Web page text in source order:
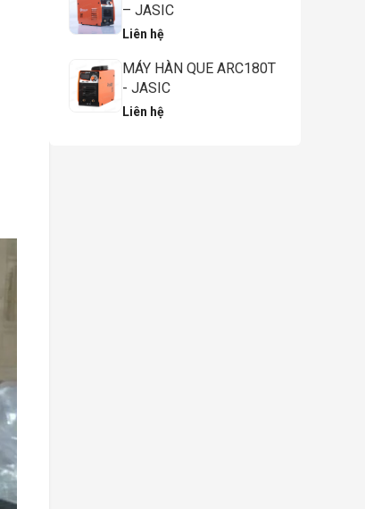
– JASIC
Liên hệ
MÁY HÀN QUE ARC180T
- JASIC
Liên hệ